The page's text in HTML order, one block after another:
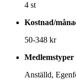
4 st
Kostnad/
50-348 kr
Medlemstyper
Anställd,